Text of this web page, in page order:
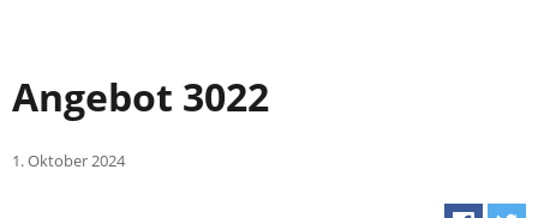
Angebot 3022
1. Oktober 2024